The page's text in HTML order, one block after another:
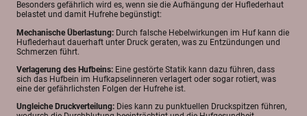
Besonders gefährlich wird es, wenn sie die Aufhängung der Huflederhaut
belastet und damit Hufrehe begünstigt:
Mechanische Überlastung: Durch falsche Hebelwirkungen im Huf kann die
Huflederhaut dauerhaft unter Druck geraten, was zu Entzündungen und
Schmerzen führt.
Verlagerung des Hufbeins: Eine gestörte Statik kann dazu führen, dass
sich das Hufbein im Hufkapselinneren verlagert oder sogar rotiert, was
eine der gefährlichsten Folgen der Hufrehe ist.
Ungleiche Druckverteilung: Dies kann zu punktuellen Druckspitzen führen,